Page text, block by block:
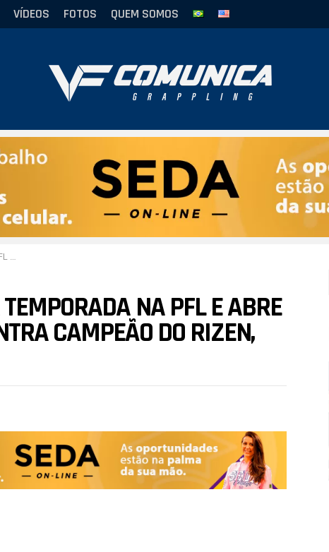
VÍDEOS FOTOS QUEM SOMOS
NA PFL E ABRE
CAMPEÃO DO RIZEN,